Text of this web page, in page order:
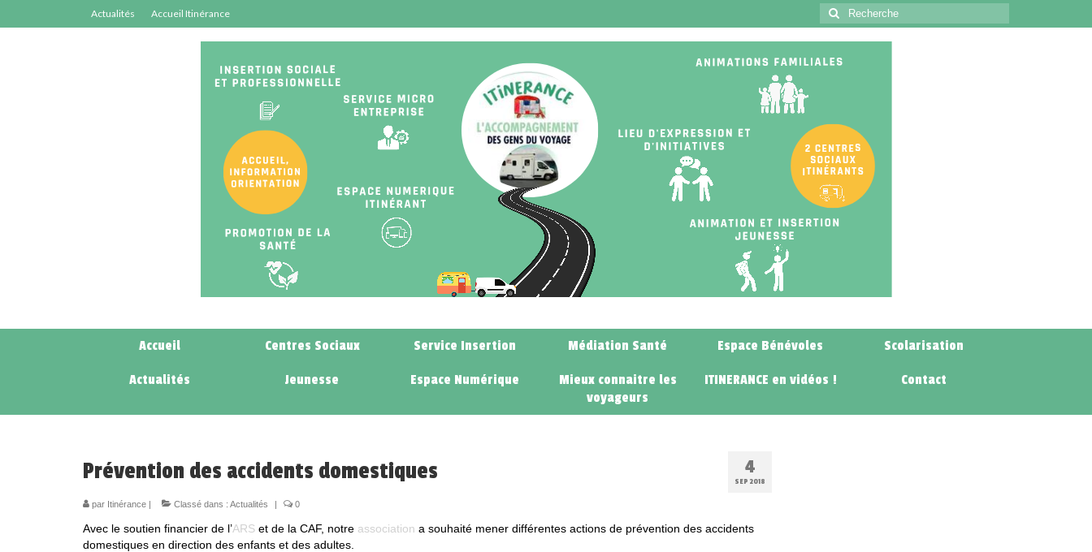
Actualités Accueil Itinérance
Accueil Centres Sociaux Service Insertion Médiation Santé Espace Bénévoles Scolarisation
Actualités Jeunesse Espace Numérique
Mieux connaitre les
voyageurs
ITINERANCE en vidéos ! Contact
4
SEP 2018
Prévention des accidents domestiques
par Itinérance | Classé dans : Actualités | 0
Avec le soutien financier de l’ARS et de la CAF, notre association a souhaité mener différentes actions de prévention des accidents
domestiques en direction des enfants et des adultes.